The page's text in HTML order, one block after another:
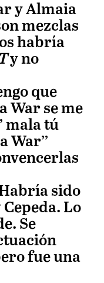
y Almaia
mezclas
habría
y no
que
War se me
mala tú
War’’
sido
Lo
Se
fue una